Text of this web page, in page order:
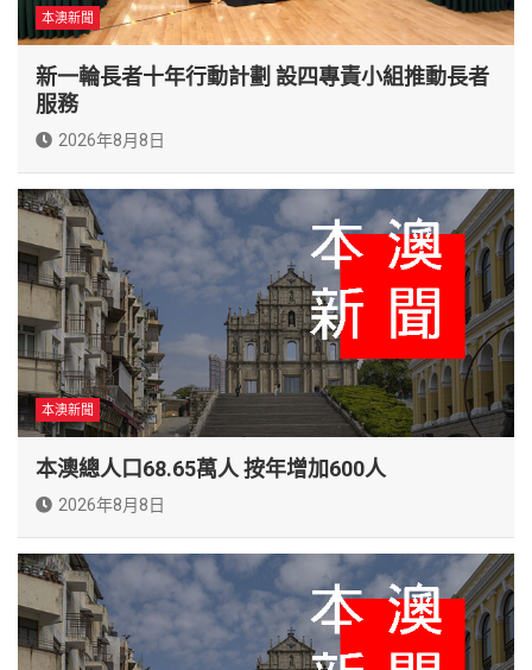
本澳新聞
新一輪長者十年行動計劃 設四專責小組推動長者
服務
2026年8月8日
本澳新聞
本澳總人口68.65萬人 按年增加600人
2026年8月8日